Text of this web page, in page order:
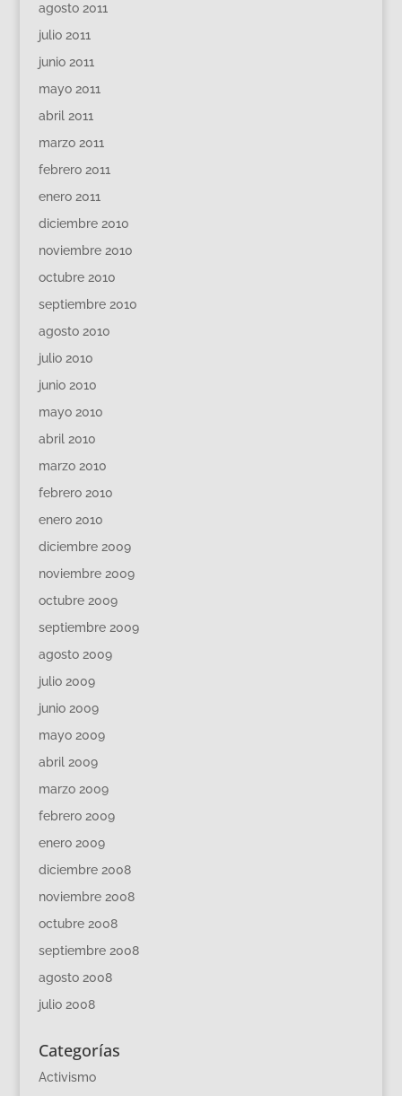
agosto 2011
julio 2011
junio 2011
mayo 2011
abril 2011
marzo 2011
febrero 2011
enero 2011
diciembre 2010
noviembre 2010
octubre 2010
septiembre 2010
agosto 2010
julio 2010
junio 2010
mayo 2010
abril 2010
marzo 2010
febrero 2010
enero 2010
diciembre 2009
noviembre 2009
octubre 2009
septiembre 2009
agosto 2009
julio 2009
junio 2009
mayo 2009
abril 2009
marzo 2009
febrero 2009
enero 2009
diciembre 2008
noviembre 2008
octubre 2008
septiembre 2008
agosto 2008
julio 2008
Categorías
Activismo